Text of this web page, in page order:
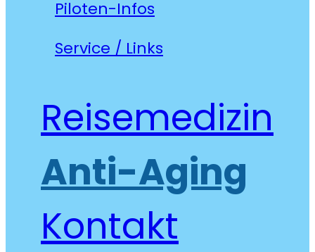
Piloten-Infos
Service / Links
Reisemedizin
Anti-Aging
Kontakt